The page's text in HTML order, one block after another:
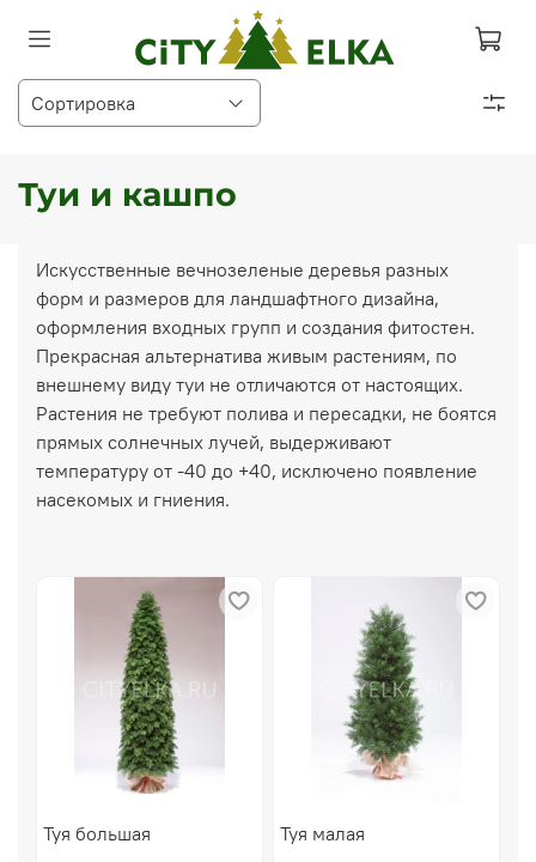
Туи и кашпо
Искусственные вечнозеленые деревья разных
форм и размеров для ландшафтного дизайна,
оформления входных групп и создания фитостен.
Прекрасная альтернатива живым растениям, по
внешнему виду туи не отличаются от настоящих.
Растения не требуют полива и пересадки, не боятся
прямых солнечных лучей, выдерживают
температуру от -40 до +40, исключено появление
насекомых и гниения.
Туя большая Туя малая